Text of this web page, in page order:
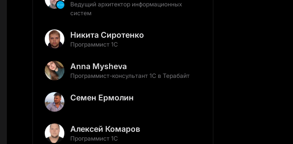
Ведущий архитектор информационных
систем
Никита Сиротенко
Программист 1С
Anna Mysheva
Программист-консультант 1С в Терабайт
Семен Ермолин
Алексей Комаров
Программист 1С